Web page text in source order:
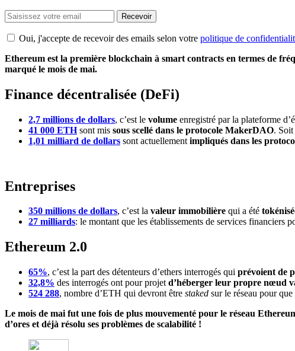
Recevoir
Oui, j'accepte de recevoir des emails selon votre politique de
Ethereum est la première blockchain à smart contracts en termes de
marqué le mois de mai.
Finance décentralisée (DeFi)
2,7 millions de dollars, c’est le volume enregistré par la plateforme
41 000 ETHsont mis sous scellé dans le protocole MakerDAO.
1,01 milliard de dollars sont actuellement impliqués dans les
Entreprises
350 millions de dollars, c’est la valeur immobilière qui a été
27 milliards: le montant que les établissements de services financiers
Ethereum 2.0
65%, c’est la part des détenteurs d’ethers interrogés qui prévoient de
32,8% des interrogés ont pour projet d’héberger leur propre nœud
524 288, nombre d’ETH qui devront être staked sur le réseau pour que
Le mois de mai fut une fois de plus mouvementé pour le réseau
d’ores et déjà résolu ses problèmes de scalabilité !